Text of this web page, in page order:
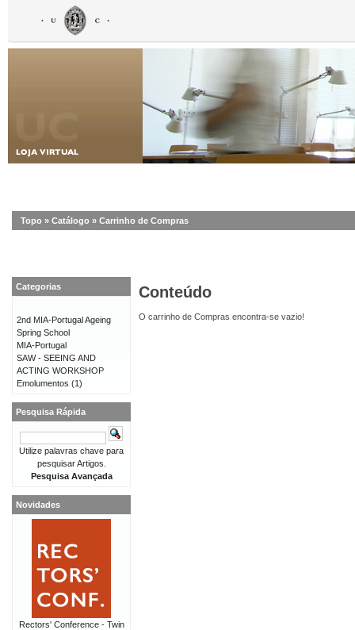
Topo » Catálogo » Carrinho de Compras
Conteúdo
O carrinho de Compras encontra-se vazio!
Categorias
2nd MIA-Portugal Ageing
Spring School
MIA-Portugal
SAW - SEEING AND
ACTING WORKSHOP
Emolumentos (1)
Pesquisa Rápida
Utilize palavras chave para
pesquisar Artigos.
Pesquisa Avançada
Novidades
Rectors' Conference - Twin